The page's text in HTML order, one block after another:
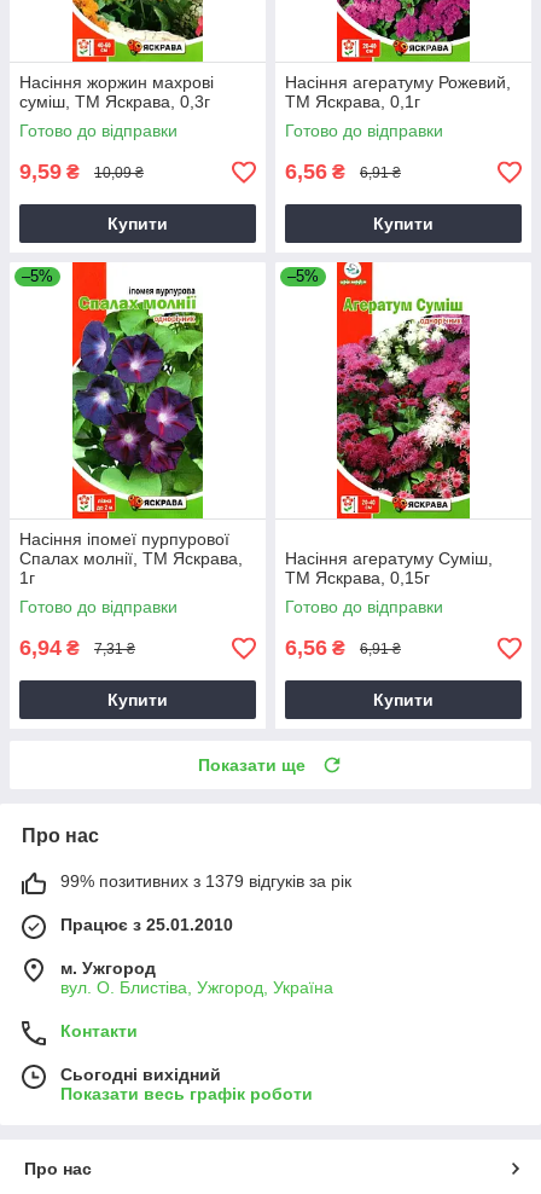
Насіння жоржин махрові
суміш, ТМ Яскрава, 0,3г
Готово до відправки
9,59 ₴ 10,09 ₴
Купити
Насіння агератуму Рожевий,
ТМ Яскрава, 0,1г
Готово до відправки
6,56 ₴ 6,91 ₴
Купити
–5%
Насіння іпомеї пурпурової
Спалах молнії, ТМ Яскрава,
1г
Готово до відправки
6,94 ₴ 7,31 ₴
Купити
–5%
Насіння агератуму Суміш,
ТМ Яскрава, 0,15г
Готово до відправки
6,56 ₴ 6,91 ₴
Купити
Показати ще
Про нас
99% позитивних з 1379 відгуків за рік
Працює з 25.01.2010
м. Ужгород
вул. О. Блистіва, Ужгород, Україна
Контакти
Сьогодні вихідний
Показати весь графік роботи
Про нас